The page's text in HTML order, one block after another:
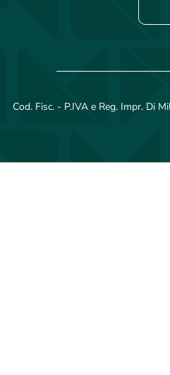
Cod. Fisc. - P.IVA e Reg. Impr. Di